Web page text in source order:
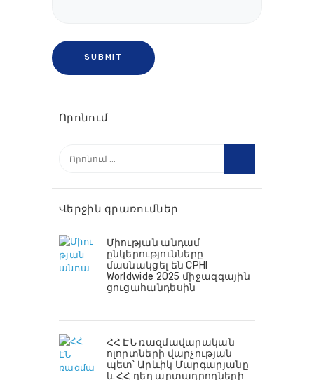
Որոնում
Վերջին գրառումներ
Միության անդամ
ընկերությունները
մասնակցել են CPHI
Worldwide 2025 միջազգային
ցուցահանդեսին
ՀՀ ԷՆ ռազմավարական
ոլորտների վարչության
պետ՝ Արևիկ Մարգարյանը
և ՀՀ դեղ արտադրողների